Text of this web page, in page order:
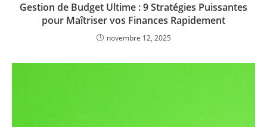
Gestion de Budget Ultime : 9 Stratégies Puissantes
pour Maîtriser vos Finances Rapidement
novembre 12, 2025